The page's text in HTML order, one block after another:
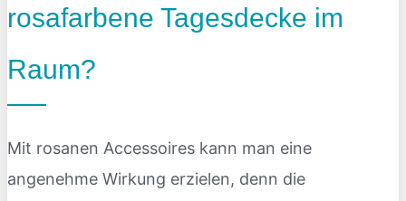
rosafarbene Tagesdecke im
Raum?
Mit rosanen Accessoires kann man eine
angenehme Wirkung erzielen, denn die